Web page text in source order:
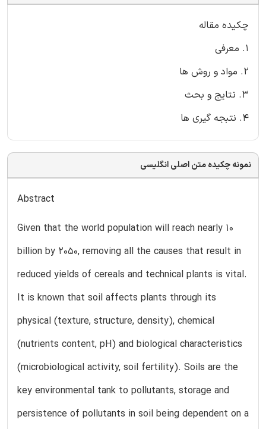
چکیده مقاله
1. معرفی
2. مواد و روش ها
3. نتایج و بحث
4. نتبجه گیری ها
نمونه چکیده متن اصلی انگلیسی
Abstract
Given that the world population will reach nearly 10
billion by 2050, removing all the causes that result in
reduced yields of cereals and technical plants is vital.
It is known that soil affects plants through its
physical (texture, structure, density), chemical
(nutrients content, pH) and biological characteristics
(microbiological activity, soil fertility). Soils are the
key environmental tank to pollutants, storage and
persistence of pollutants in soil being dependent on a